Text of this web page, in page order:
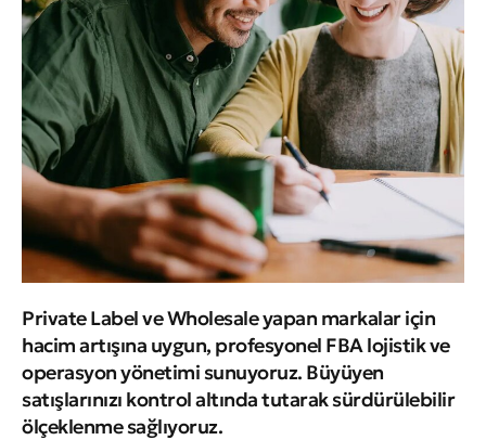
Private Label ve Wholesale yapan markalar için
hacim artışına uygun, profesyonel FBA lojistik ve
operasyon yönetimi sunuyoruz. Büyüyen
satışlarınızı kontrol altında tutarak sürdürülebilir
ölçeklenme sağlıyoruz.